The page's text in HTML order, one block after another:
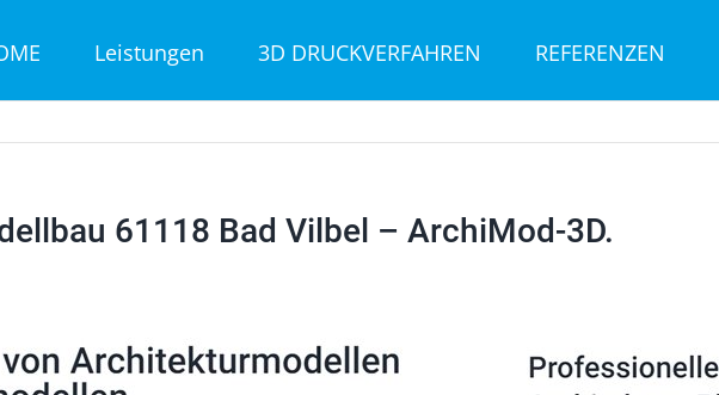
Leistungen 3D DRUCKVERFAHREN REFERENZEN
61118 Bad Vilbel – ArchiMod-3D.